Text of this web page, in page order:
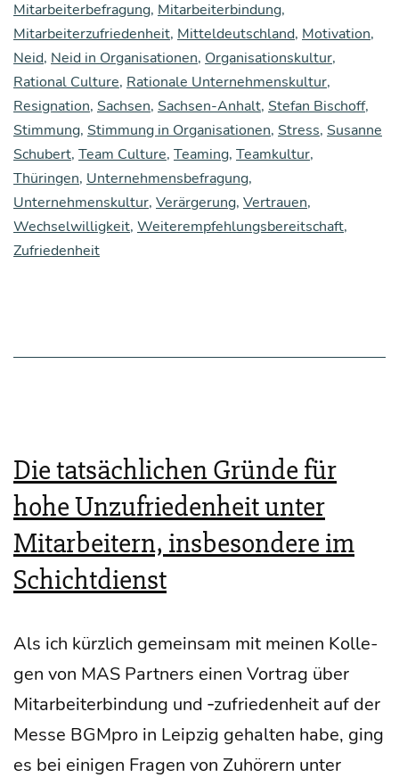
Mitarbeiterbefragung, Mitarbeiterbindung,
Mitarbeiterzufriedenheit, Mitteldeutschland, Motivation,
Neid, Neid in Organisationen, Organisationskultur,
Rational Culture, Rationale Unternehmenskultur,
Resignation, Sachsen, Sachsen-Anhalt, Stefan Bischoff,
Stimmung, Stimmung in Organisationen, Stress, Susanne
Schubert, Team Culture, Teaming, Teamkultur,
Thüringen, Unternehmensbefragung,
Unternehmenskultur, Verärgerung, Vertrauen,
Wechselwilligkeit, Weiterempfehlungsbereitschaft,
Zufriedenheit
Die tatsächlichen Gründe für
hohe Unzufriedenheit unter
Mitarbeitern, insbesondere im
Schichtdienst
Als ich kürz­lich gemein­sam mit mei­nen Kol­le­
gen von MAS Part­ners einen Vor­trag über
Mit­ar­bei­ter­bin­dung und ‑zufrie­den­heit auf der
Mes­se BGM­pro in Leip­zig gehal­ten habe, ging
es bei eini­gen Fra­gen von Zuhö­rern unter